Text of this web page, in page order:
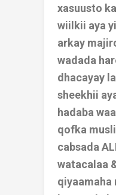
xasuusto
wiilkii aya
arkay
wadada
dhacayay
sheekhii
hadaba
qofka
cabsada
watacalaa
qiyaamaha